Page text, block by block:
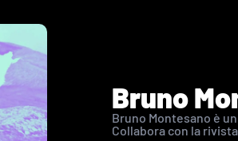
Bruno
Bruno Montesano è
Collabora con la